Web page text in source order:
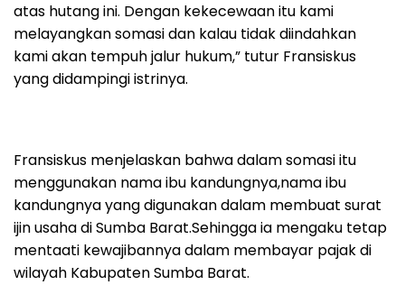
atas hutang ini. Dengan kekecewaan itu kami
melayangkan somasi dan kalau tidak diindahkan
kami akan tempuh jalur hukum,” tutur Fransiskus
yang didampingi istrinya.
Fransiskus menjelaskan bahwa dalam somasi itu
menggunakan nama ibu kandungnya,nama ibu
kandungnya yang digunakan dalam membuat surat
ijin usaha di Sumba Barat.Sehingga ia mengaku tetap
mentaati kewajibannya dalam membayar pajak di
wilayah Kabupaten Sumba Barat.